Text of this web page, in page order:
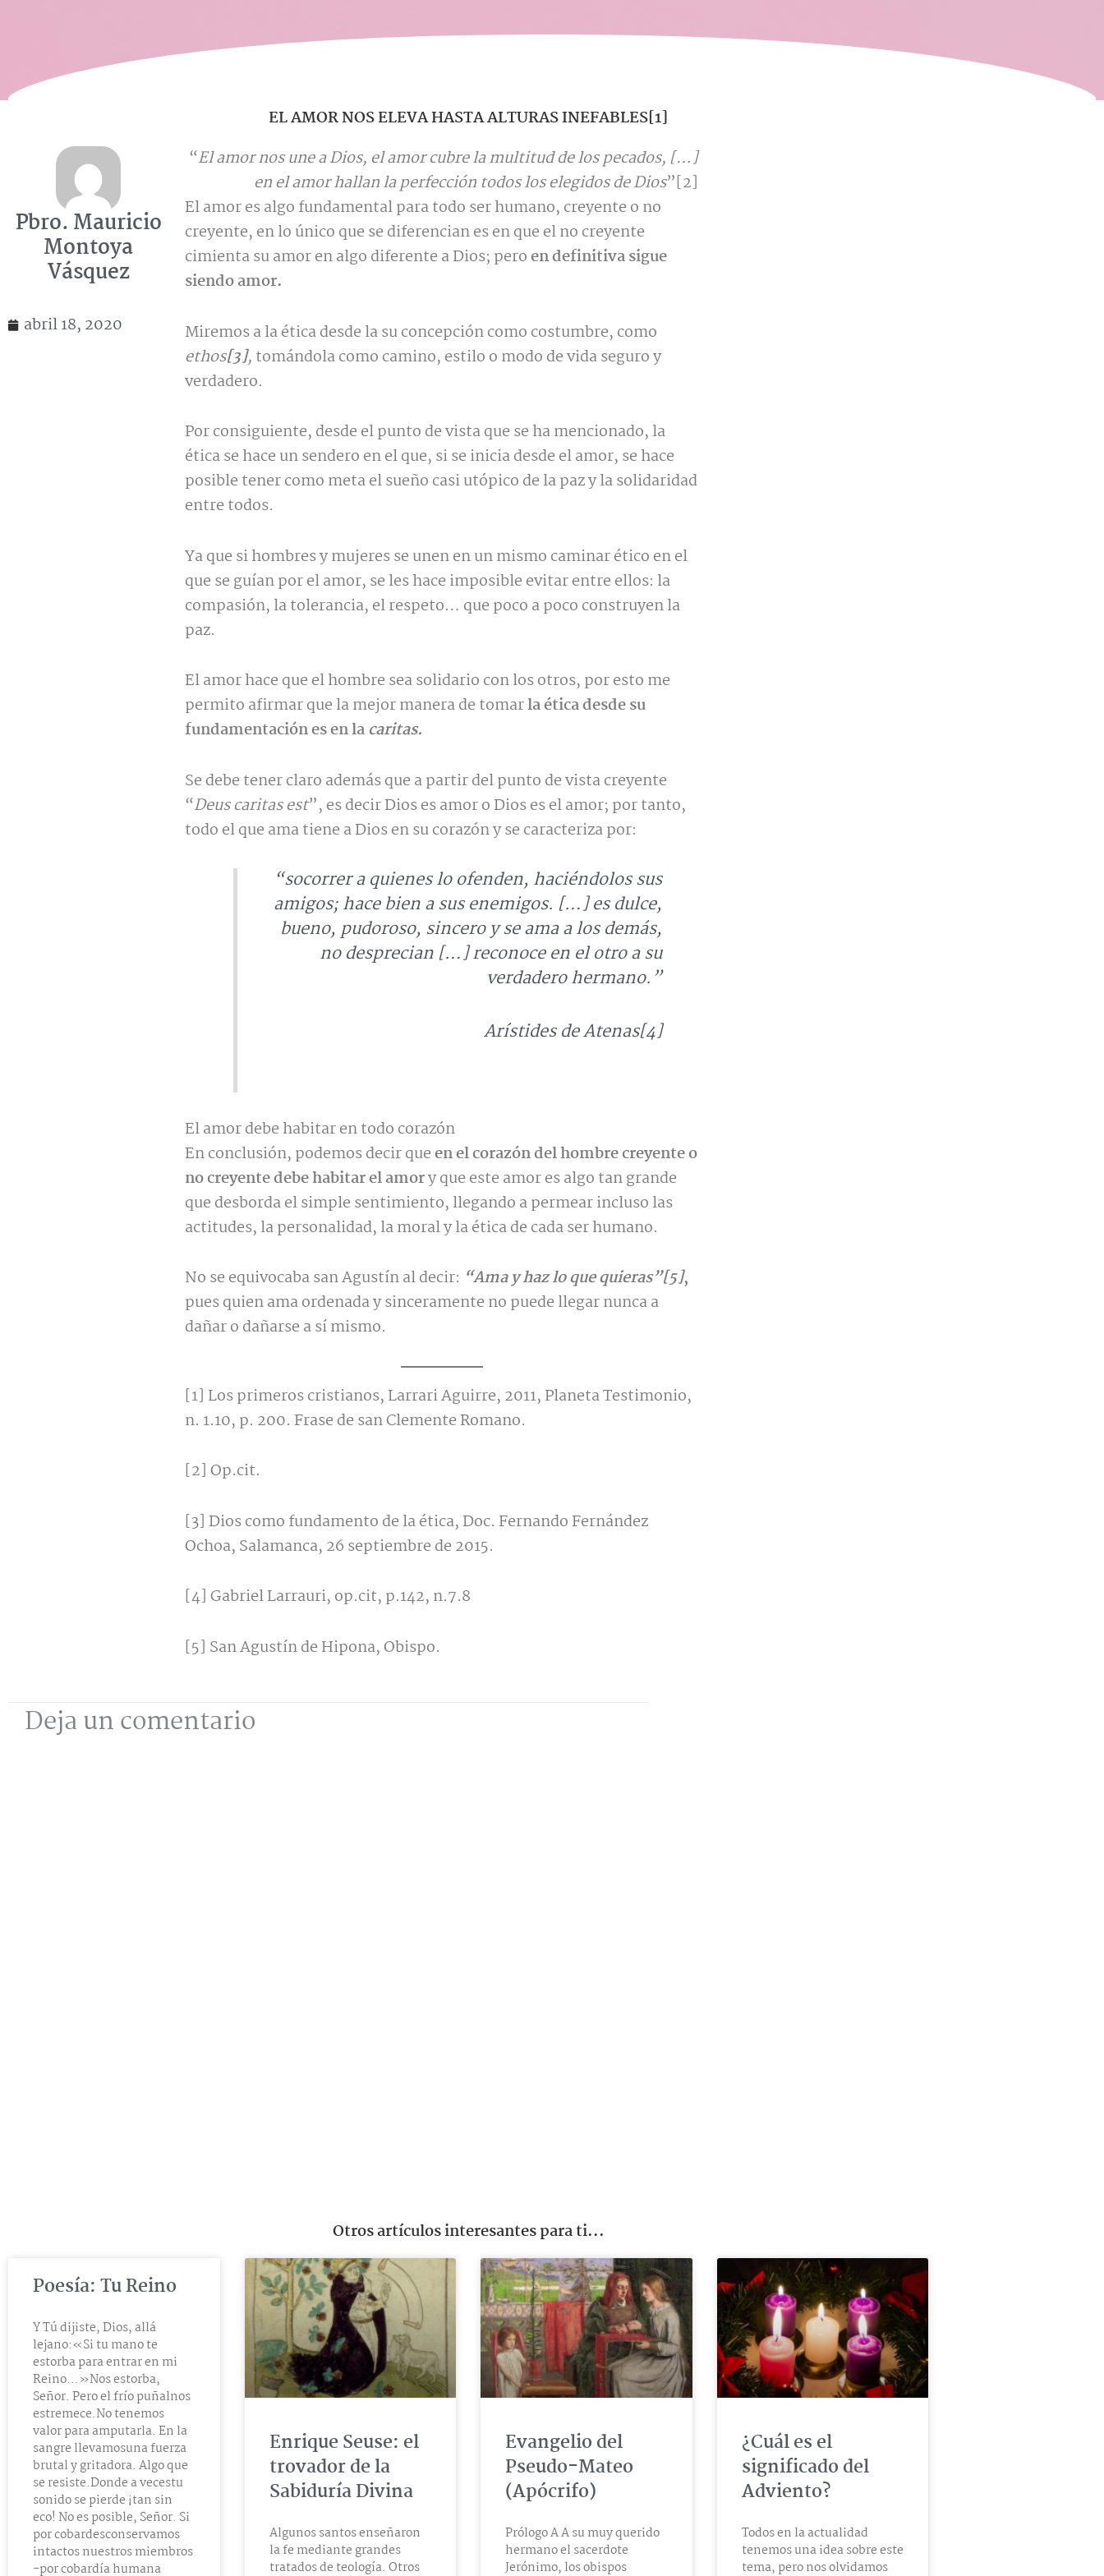
EL AMOR NOS ELEVA HASTA ALTURAS INEFABLES[1]
Pbro. Mauricio
Montoya
Vásquez
abril 18, 2020
“El amor nos une a Dios, el amor cubre la multitud de los pecados, […]
en el amor hallan la perfección todos los elegidos de Dios”[2]
El amor es algo fundamental para todo ser humano, creyente o no
creyente, en lo único que se diferencian es en que el no creyente
cimienta su amor en algo diferente a Dios; peroen definitiva sigue
siendo amor.
Miremos a la ética desde la su concepción como costumbre, como
ethos[3], tomándola como camino, estilo o modo de vida seguro y
verdadero.
Por consiguiente, desde el punto de vista que se ha mencionado, la
ética se hace un sendero en el que, si se inicia desde el amor, se hace
posible tener como meta el sueño casi utópico de la paz y la solidaridad
entre todos.
Ya que si hombres y mujeres se unen en un mismo caminar ético en el
que se guían por el amor, se les hace imposible evitar entre ellos: la
compasión, la tolerancia, el respeto… que poco a poco construyen la
paz.
El amor hace que el hombre sea solidario con los otros, por esto me
permito afirmar que la mejor manera de tomarla ética desde su
fundamentación es en la caritas.
Se debe tener claro además que a partir del punto de vista creyente
“Deus caritas est”, es decir Dios es amor o Dios es el amor; por tanto,
todo el que ama tiene a Dios en su corazón y se caracteriza por:
“socorrer a quienes lo ofenden, haciéndolos sus
amigos; hace bien a sus enemigos. […] es dulce,
bueno, pudoroso, sincero y se ama a los demás,
no desprecian […] reconoce en el otro a su
verdadero hermano.”
Arístides de Atenas[4]
El amor debe habitar en todo corazón
En conclusión, podemos decir queen el corazón del hombre creyente o
no creyente debe habitar el amory que este amor es algo tan grande
que desborda el simple sentimiento, llegando a permear incluso las
actitudes, la personalidad, la moral y la ética de cada ser humano.
No se equivocaba san Agustín al decir: “Ama y haz lo que quieras”[5],
pues quien ama ordenada y sinceramente no puede llegar nunca a
dañar o dañarse a sí mismo.
[1] Los primeros cristianos, Larrari Aguirre, 2011, Planeta Testimonio,
n. 1.10, p. 200. Frase de san Clemente Romano.
[2] Op.cit.
[3] Dios como fundamento de la ética, Doc. Fernando Fernández
Ochoa, Salamanca, 26 septiembre de 2015.
[4] Gabriel Larrauri, op.cit, p.142, n.7.8
[5] San Agustín de Hipona, Obispo.
Deja un comentario
Otros artículos interesantes para ti...
Poesía: Tu Reino
Y Tú dijiste, Dios, allá
lejano:«Si tu mano te
estorba para entrar en mi
Reino…»Nos estorba,
Señor. Pero el frío puñalnos
estremece.No tenemos
valor para amputarla. En la
sangre llevamosuna fuerza
brutal y gritadora. Algo que
se resiste.Donde a vecestu
sonido se pierde ¡tan sin
eco! No es posible, Señor. Si
por cobardesconservamos
intactos nuestros miembros
-por cobardía humana
Enrique Seuse: el
trovador de la
Sabiduría Divina
Algunos santos enseñaron
la fe mediante grandes
tratados de teología. Otros
Evangelio del
Pseudo-Mateo
(Apócrifo)
Prólogo A A su muy querido
hermano el sacerdote
Jerónimo, los obispos
¿Cuál es el
significado del
Adviento?
Todos en la actualidad
tenemos una idea sobre este
tema, pero nos olvidamos